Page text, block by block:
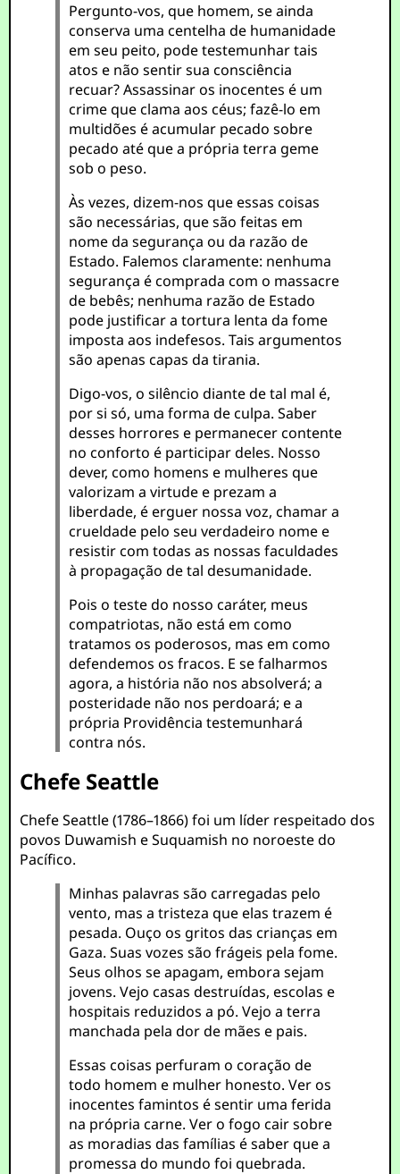
Pergunto-vos, que homem, se ainda
conserva uma centelha de humanidade
em seu peito, pode testemunhar tais
atos e não sentir sua consciência
recuar? Assassinar os inocentes é um
crime que clama aos céus; fazê-lo em
multidões é acumular pecado sobre
pecado até que a própria terra geme
sob o peso.
Às vezes, dizem-nos que essas coisas
são necessárias, que são feitas em
nome da segurança ou da razão de
Estado. Falemos claramente: nenhuma
segurança é comprada com o massacre
de bebês; nenhuma razão de Estado
pode justificar a tortura lenta da fome
imposta aos indefesos. Tais argumentos
são apenas capas da tirania.
Digo-vos, o silêncio diante de tal mal é,
por si só, uma forma de culpa. Saber
desses horrores e permanecer contente
no conforto é participar deles. Nosso
dever, como homens e mulheres que
valorizam a virtude e prezam a
liberdade, é erguer nossa voz, chamar a
crueldade pelo seu verdadeiro nome e
resistir com todas as nossas faculdades
à propagação de tal desumanidade.
Pois o teste do nosso caráter, meus
compatriotas, não está em como
tratamos os poderosos, mas em como
defendemos os fracos. E se falharmos
agora, a história não nos absolverá; a
posteridade não nos perdoará; e a
própria Providência testemunhará
contra nós.
Chefe Seattle
Chefe Seattle (1786–1866) foi um líder respeitado dos
povos Duwamish e Suquamish no noroeste do
Pacífico.
Minhas palavras são carregadas pelo
vento, mas a tristeza que elas trazem é
pesada. Ouço os gritos das crianças em
Gaza. Suas vozes são frágeis pela fome.
Seus olhos se apagam, embora sejam
jovens. Vejo casas destruídas, escolas e
hospitais reduzidos a pó. Vejo a terra
manchada pela dor de mães e pais.
Essas coisas perfuram o coração de
todo homem e mulher honesto. Ver os
inocentes famintos é sentir uma ferida
na própria carne. Ver o fogo cair sobre
as moradias das famílias é saber que a
promessa do mundo foi quebrada.